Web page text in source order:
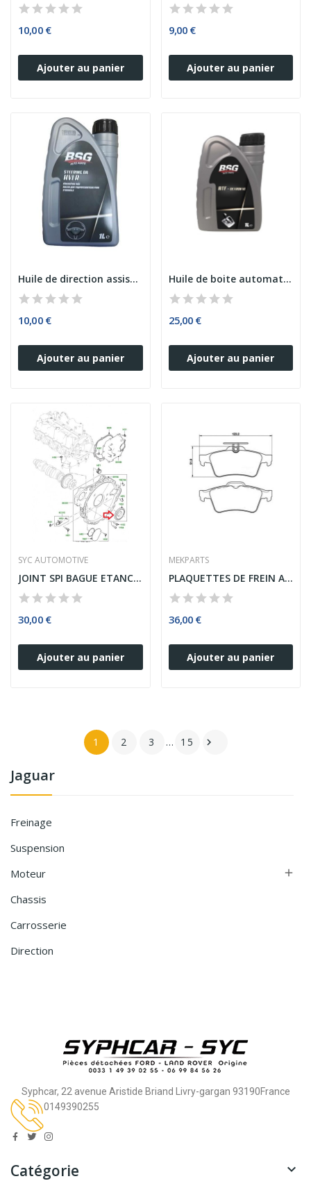
Jaguar
Freinage
Suspension
Moteur

Chassis
Carrosserie
Direction
10,00 €
Ajouter au panier
9,00 €
Ajouter au panier
Huile de direction assistée Couleur Rouge FORD...
10,00 €
Ajouter au panier
Huile de boite automatique ATF DEXRON VI - 100%...
25,00 €
Ajouter au panier
SYC AUTOMOTIVE
JOINT SPI BAGUE ETANCHEITE ARRIERE VILEBREQUIN...
30,00 €
Ajouter au panier
MEKPARTS
PLAQUETTES DE FREIN ARRIERE FORD CONNECT FOCUS...
36,00 €
Ajouter au panier
1 2 3 … 15 
Syphcar, 22 avenue Aristide Briand Livry-gargan 93190France
0149390255
Catégorie 